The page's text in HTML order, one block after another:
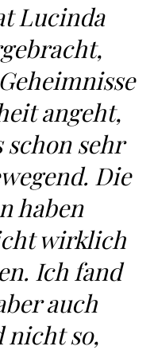
Lucinda
angeht,
sehr
Die
haben
wirklich
Ich fand
auch
nicht so,